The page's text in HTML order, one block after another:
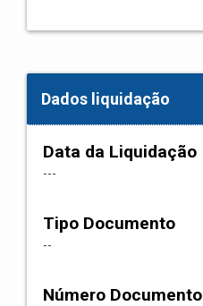
Dados liquidação
Data da Liquidação
---
Tipo Documento
--
Número Documento